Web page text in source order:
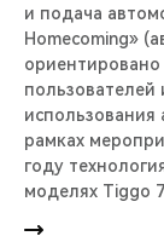
и подача
Homecoming»
использования
рамках
году
моделях Tiggo